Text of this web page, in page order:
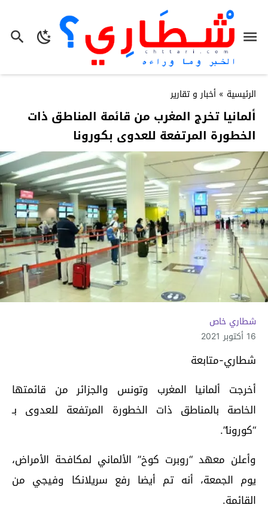
الرئيسية » أخبار و تقارير
ألمانيا تخرج المغرب من قائمة المناطق ذات
الخطورة المرتفعة للعدوى بكورونا
شطاري خاص
16 أكتوبر 2021
شطاري-متابعة
أخرجت ألمانيا المغرب وتونس والجزائر من قائمتها
الخاصة بالمناطق ذات الخطورة المرتفعة للعدوى بـ
“كورونا”.
وأعلن معهد “روبرت كوخ” الألماني لمكافحة الأمراض،
يوم الجمعة، أنه تم أيضا رفع سريلانكا وفيجي من
القائمة.